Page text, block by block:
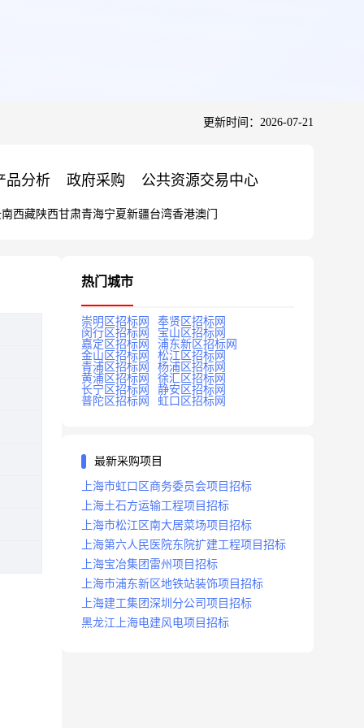
更新时间：2026-07-21
品分析 政府采购 公共资源交易中心
西藏陕西甘肃青海宁夏新疆台湾香港澳门
热门城市
崇明区招标网
奉贤区招标网
闵行区招标网
宝山区招标网
嘉定区招标网
浦东新区招标网
金山区招标网
松江区招标网
青浦区招标网
杨浦区招标网
黄浦区招标网
徐汇区招标网
长宁区招标网
静安区招标网
普陀区招标网
虹口区招标网
最新采购项目
上海市虹口区商务委员会项目招标
上海土石方运输工程项目招标
上海市松江区南大居菜场项目招标
上海第六人民医院东院扩建工程项目招标
上海宝冶集团雷州项目招标
上海市浦东新区地铁站装饰项目招标
上海建工集团深圳分公司项目招标
黑龙江上海电建风电项目招标